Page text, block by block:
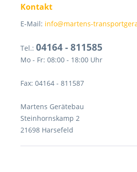
Kontakt
E-Mail: info@martens-
Tel.: 04164 - 811585
Mo - Fr: 08:00 - 18:00 Uhr
Fax: 04164 - 811587
Martens Gerätebau
Steinhornskamp 2
21698 Harsefeld